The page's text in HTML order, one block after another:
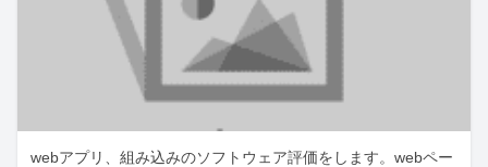
webアプリ、組み込みのソフトウェア評価をします。webペー